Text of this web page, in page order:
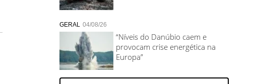
GERAL 04/08/26
“Níveis do Danúbio caem e
provocam crise energética na
Europa”